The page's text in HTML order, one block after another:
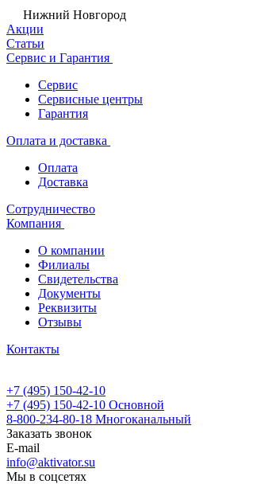
Нижний Новгород
Акции
Статьи
Сервис и Гарантия
Сервис
Сервисные центры
Гарантия
Оплата и доставка
Оплата
Доставка
Сотрудничество
Компания
О компании
Филиалы
Свидетельства
Документы
Реквизиты
Отзывы
Контакты
+7 (495) 150-42-10
+7 (495) 150-42-10 Основной
8-800-234-80-18 Многоканальный
Заказать звонок
E-mail
info@aktivator.su
Мы в соцсетях